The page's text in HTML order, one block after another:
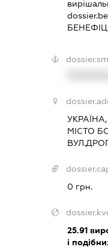
МІСТО
0 грн.
25.91
і